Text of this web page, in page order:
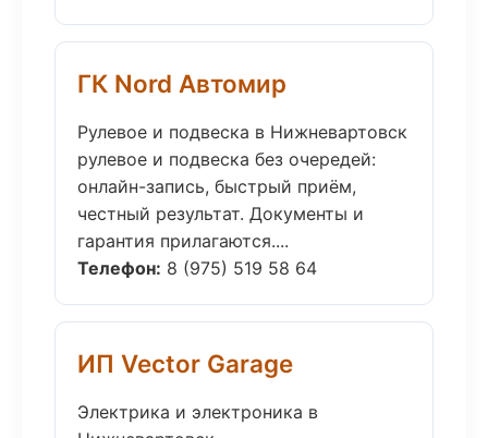
ГК Nord Автомир
Рулевое и подвеска в Нижневартовск
рулевое и подвеска без очередей:
онлайн-запись, быстрый приём,
честный результат. Документы и
гарантия прилагаются....
Телефон: 8 (975) 519 58 64
ИП Vector Garage
Электрика и электроника в